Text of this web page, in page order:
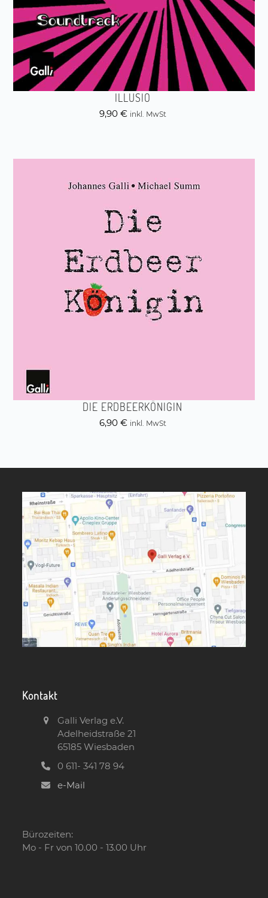
ILLUSIO
9,90 € inkl. MwSt
DIE ERDBEERKÖNIGIN
6,90 € inkl. MwSt
Kontakt
Galli Verlag e.V.
Adelheidstraße 21
65185 Wiesbaden
0 611- 341 78 94
e-Mail
Bürozeiten:
Mo - Fr von 10.00 - 13.00 Uhr